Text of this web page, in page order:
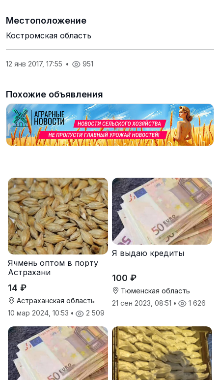
Местоположение
Костромская область
12 янв 2017, 17:55 • 951
Похожие объявления
Ячмень оптом в порту
Астрахани
14 ₽
Астраханская область
10 мар 2024, 10:53 • 2 509
Я выдаю кредиты
100 ₽
Тюменская область
21 сен 2023, 08:51 • 1 626